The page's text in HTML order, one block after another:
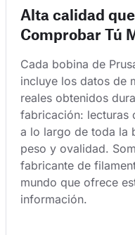
Alta calidad
Comprobar Tú
Cada bobina de
incluye los datos de
reales obtenidos
fabricación: lecturas
a lo largo de toda la
peso y ovalidad.
fabricante de
mundo que ofrece
información.